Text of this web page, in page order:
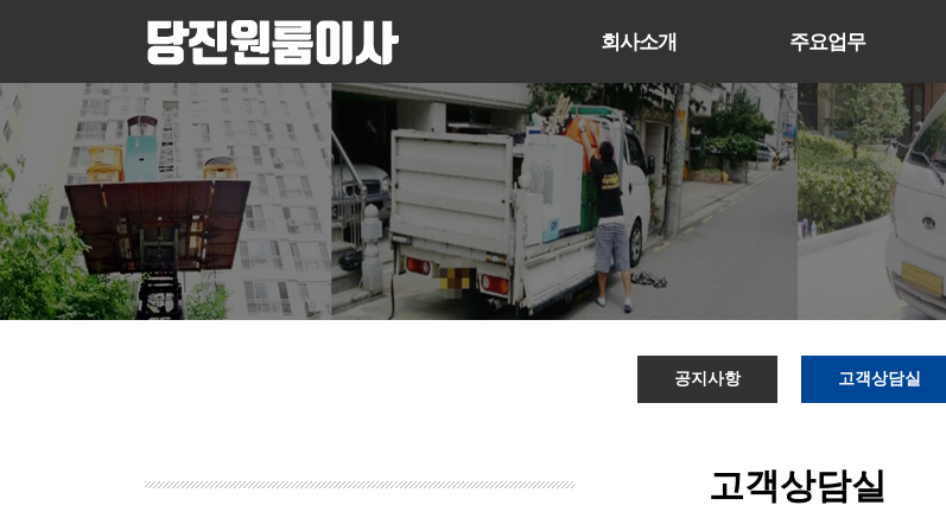
회사소개 주요업무
공지사항 고객상담실
고객상담실